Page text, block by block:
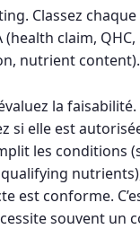
Classez
(health claim, QHC,
nutrient content).
la
si elle est
les conditions
est conforme.
souvent un